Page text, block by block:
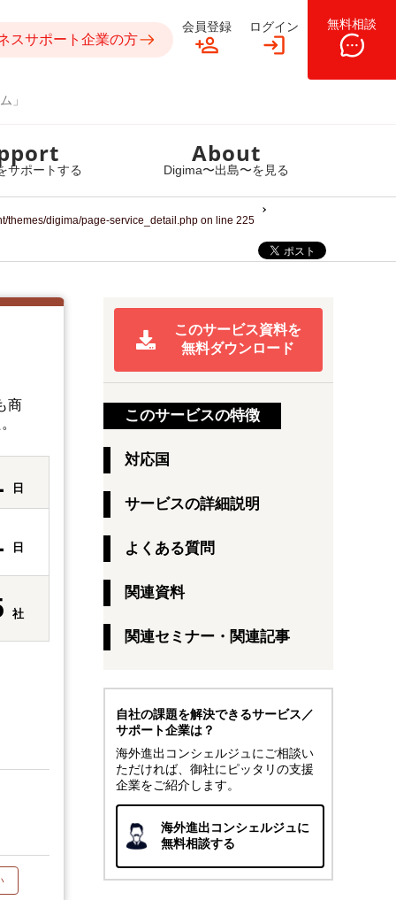
」
スサポート企業の方
会員登録 ログイン 無料相談
サポートする
About
Digima〜出島〜を見る
themes/digima/page-service_detail.php on line 225
商
日
日
社
このサービス資料を
無料ダウンロード
このサービスの特徴
対応国
サービスの詳細説明
よくある質問
関連資料
関連セミナー・関連記事
自社の課題を解決できるサービス／
サポート企業は？
海外進出コンシェルジュにご相談い
ただければ、御社にピッタリの支援
企業をご紹介します。
海外進出コンシェルジュに
無料相談する